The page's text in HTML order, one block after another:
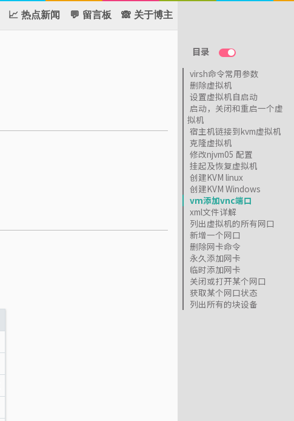
📈 热点新闻 💬 留言板 🙈 关于博主
目录
virsh命令常用参数
删除虚拟机
设置虚拟机自启动
启动，关闭和重启一个虚
拟机
宿主机链接到kvm虚拟机
克隆虚拟机
修改njvm05 配置
挂起及恢复虚拟机
创建KVM linux
创建KVM Windows
vm添加vnc端口
xml文件详解
列出虚拟机的所有网口
新增一个网口
删除网卡命令
永久添加网卡
临时添加网卡
关闭或打开某个网口
获取某个网口状态
列出所有的块设备